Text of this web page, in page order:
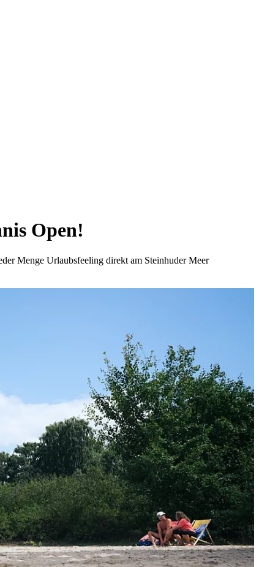
Open!
Menge Urlaubsfeeling direkt am Steinhuder Meer